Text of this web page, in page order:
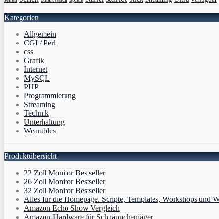
Kategorien
Allgemein
CGI / Perl
css
Grafik
Internet
MySQL
PHP
Programmierung
Streaming
Technik
Unterhaltung
Wearables
Produktübersicht
22 Zoll Monitor Bestseller
26 Zoll Monitor Bestseller
32 Zoll Monitor Bestseller
Alles für die Homepage. Scripte, Templates, Workshops und
Amazon Echo Show Vergleich
Amazon-Hardware für Schnäppchenjäger